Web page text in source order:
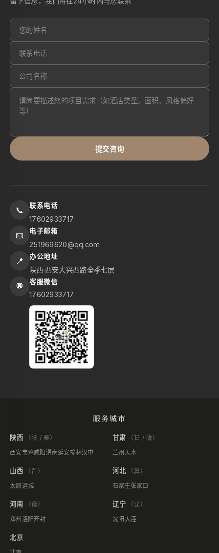
提交咨询
📞 联系电话
17602933717
📧 电子邮箱
251969620@qq.com
📍 办公地址
陕西·西安大兴西路全季七层
💬 客服微信
17602933717
服务城市
陕西
（陕 / 秦）
西安宝鸡咸阳 渭南延安榆林汉中
甘肃
（甘 / 陇）
兰州 天水
山西
（晋）
太原运城
河北
（冀）
石家庄张家口
河南
（豫）
郑州 洛阳开封
辽宁
（辽）
沈阳 大连
北京